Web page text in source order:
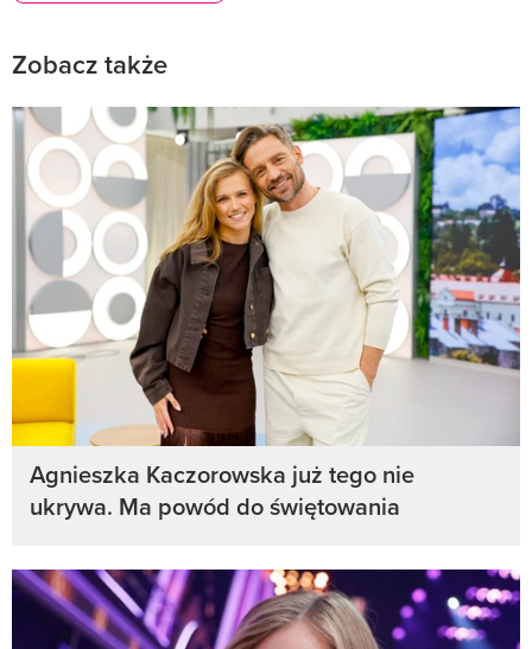
Zobacz także
Agnieszka Kaczorowska już tego nie
ukrywa. Ma powód do świętowania